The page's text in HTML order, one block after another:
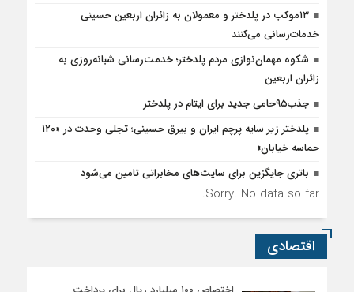
۱۳موکب در پلدختر و معمولان به زائران اربعین حسینی
خدمات‌رسانی می‌کنند
شکوه مهمان‌نوازی مردم پلدختر؛ خدمت‌رسانی شبانه‌روزی به
زائران اربعین
جذب۹۵حامی جدید برای ایتام در پلدختر
پلدختر زیر سایه پرچم ایران و بیرق حسینی؛ تجلی وحدت در «۱۲۰
حماسه خیابان»
باتری جایگزین برای سایت‌های مخابراتی تامین می‌شود
Sorry. No data so far.
اقتصادی